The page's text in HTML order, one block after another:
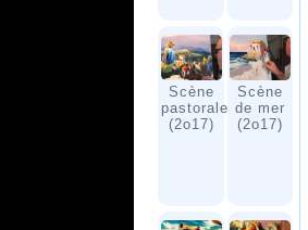
Scène
pastorale
(2o17)
Scène
de mer
(2o17)